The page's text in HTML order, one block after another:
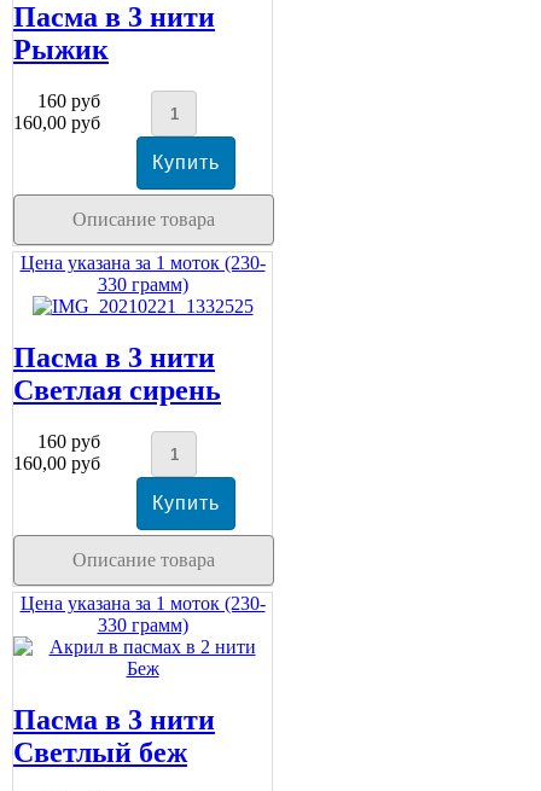
Пасма в 3 нити
Рыжик
160 руб
160,00 руб
Описание товара
Цена указана за 1 моток (230-
330 грамм)
Пасма в 3 нити
Светлая сирень
160 руб
160,00 руб
Описание товара
Цена указана за 1 моток (230-
330 грамм)
Пасма в 3 нити
Светлый беж